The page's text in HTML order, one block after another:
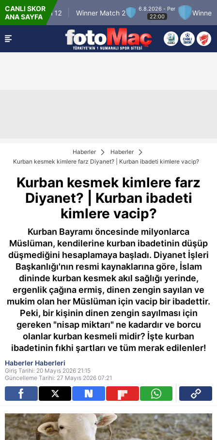
CANLI SKOR
ANA SAYFA
Match 12 Winner Match 2
6.8.2026 - Per
22:00
Winner Match 3
Haberler
Haberler
Kurban kesmek kimlere farz Diyanet? | Kurban ibadeti kimlere vacip?
Kurban kesmek kimlere farz
Diyanet? | Kurban ibadeti
kimlere vacip?
Kurban Bayramı öncesinde milyonlarca
Müslüman, kendilerine kurban ibadetinin düşüp
düşmediğini hesaplamaya başladı. Diyanet İşleri
Başkanlığı'nın resmi kaynaklarına göre, İslam
dininde kurban kesmek akıl sağlığı yerinde,
ergenlik çağına ermiş, dinen zengin sayılan ve
mukim olan her Müslüman için vacip bir ibadettir.
Peki, bir kişinin dinen zengin sayılması için
gereken "nisap miktarı" ne kadardır ve borcu
olanlar kurban kesmeli midir? İşte kurban
ibadetinin fıkhi şartları ve tüm merak edilenler!
Haberler Haberleri
Giriş Tarihi: 20 Mayıs 2026 21:15
Güncelleme Tarihi: 27 Mayıs 2026 07:21